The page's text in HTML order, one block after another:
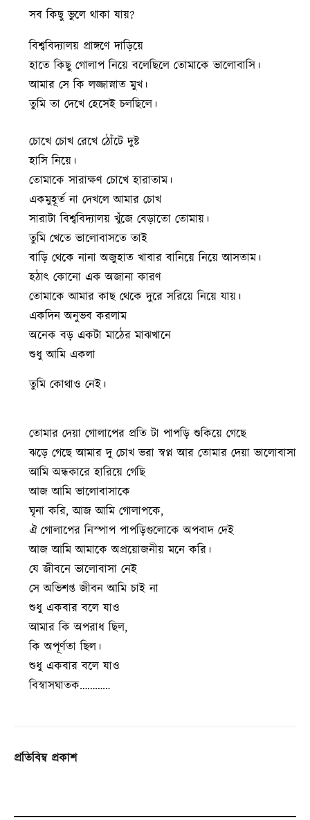
সব কিছু ভুলে থাকা যায়?
বিশ্ববিদ্যালয় প্রাঙ্গণে দাড়িয়ে
হাতে কিছু গোলাপ নিয়ে বলেছিলে তোমাকে ভালোবাসি।
আমার সে কি লজ্জাস্নাত মুখ।
তুমি তা দেখে হেসেই চলছিলে।
চোখে চোখ রেখে ঠোঁটে দুষ্ট
হাসি নিয়ে।
তোমাকে সারাক্ষণ চোখে হারাতাম।
একমুহূর্ত না দেখলে আমার চোখ
সারাটা বিশ্ববিদ্যালয় খুঁজে বেড়াতো তোমায়।
তুমি খেতে ভালোবাসতে তাই
বাড়ি থেকে নানা অজুহাত খাবার বানিয়ে নিয়ে আসতাম।
হঠাৎ কোনো এক অজানা কারণ
তোমাকে আমার কাছ থেকে দুরে সরিয়ে নিয়ে যায়।
একদিন অনুভব করলাম
অনেক বড় একটা মাঠের মাঝখানে
শুধু আমি একলা
তুমি কোথাও নেই।
তোমার দেয়া গোলাপের প্রতি টা পাপড়ি শুকিয়ে গেছে
ঝড়ে গেছে আমার দু চোখ ভরা স্বপ্ন আর তোমার দেয়া ভালোবাসা
আমি অন্ধকারে হারিয়ে গেছি
আজ আমি ভালোবাসাকে
ঘৃনা করি, আজ আমি গোলাপকে,
ঐ গোলাপের নিস্পাপ পাপড়িগুলোকে অপবাদ দেই
আজ আমি আমাকে অপ্রয়োজনীয় মনে করি।
যে জীবনে ভালোবাসা নেই
সে অভিশপ্ত জীবন আমি চাই না
শুধু একবার বলে যাও
আমার কি অপরাধ ছিল,
কি অপূর্ণতা ছিল।
শুধু একবার বলে যাও
বিস্বাসঘাতক…………
প্রতিবিম্ব প্রকাশ